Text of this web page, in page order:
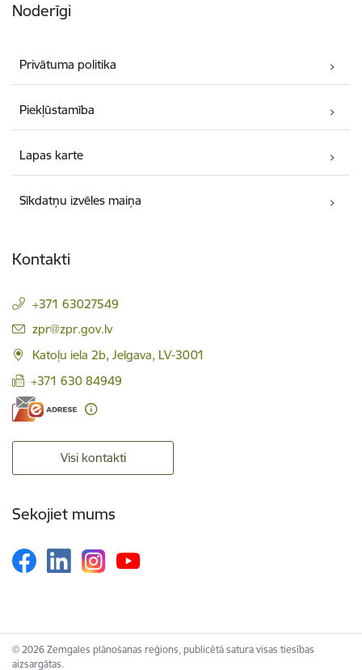
Noderīgi
Privātuma politika
Piekļūstamība
Lapas karte
Sīkdatņu izvēles maiņa
Kontakti
+371 63027549
E-pasts:
zpr@zpr.gov.lv
Katoļu iela 2b, Jelgava, LV-3001
+371 630 84949
Visi kontakti
Sekojiet mums
© 2026 Zemgales plānošanas reģions, publicētā satura visas tiesības
aizsargātas.